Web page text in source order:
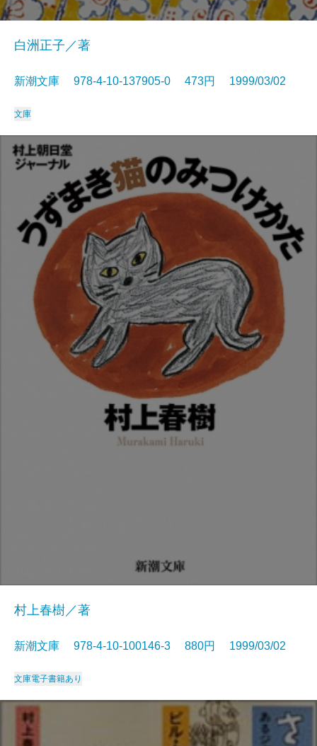
白洲正子／著
新潮文庫 978-4-10-137905-0 473円 1999/03/02
文庫
村上春樹／著
新潮文庫 978-4-10-100146-3 880円 1999/03/02
文庫電子書籍あり